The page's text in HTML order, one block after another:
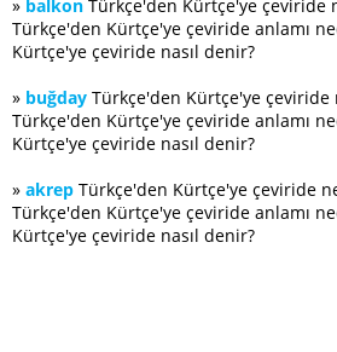
» balkon Türkçe'den Kürtçe'ye çeviride
Türkçe'den Kürtçe'ye çeviride anlamı
Kürtçe'ye çeviride nasıl denir?
» buğday Türkçe'den Kürtçe'ye çeviride
Türkçe'den Kürtçe'ye çeviride anlamı
Kürtçe'ye çeviride nasıl denir?
» akrep Türkçe'den Kürtçe'ye çeviride
Türkçe'den Kürtçe'ye çeviride anlamı
Kürtçe'ye çeviride nasıl denir?